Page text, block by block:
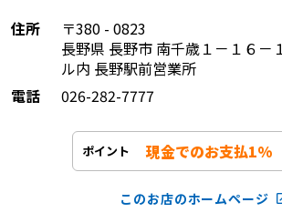
住所
〒380 - 0823
長野県 長野市 南千歳１－１６－
ル内 長野駅前営業所
電話
026-282-7777
ポイント 現金でのお支払1%
このお店のホームページ